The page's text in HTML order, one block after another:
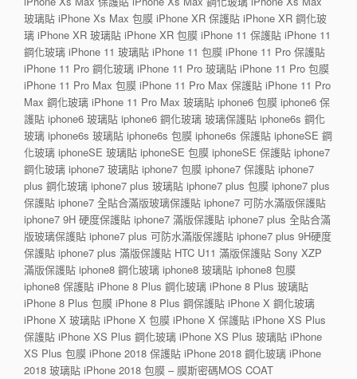
玻璃貼 iPhone Xs Max 包膜 iPhone XR 保護貼 iPhone XR 鋼化玻
璃 iPhone XR 玻璃貼 iPhone XR 包膜 iPhone 11 保護貼 iPhone 11
鋼化玻璃 iPhone 11 玻璃貼 iPhone 11 包膜 iPhone 11 Pro 保護貼
iPhone 11 Pro 鋼化玻璃 iPhone 11 Pro 玻璃貼 iPhone 11 Pro 包膜
iPhone 11 Pro Max 包膜 iPhone 11 Pro Max 保護貼 iPhone 11 Pro
Max 鋼化玻璃 iPhone 11 Pro Max 玻璃貼 iphone6 包膜 iphone6 保
護貼 iphone6 玻璃貼 iphone6 鋼化玻璃 玻璃保護貼 iphone6s 鋼化
玻璃 iphone6s 玻璃貼 iphone6s 包膜 iphone6s 保護貼 iphoneSE 鋼
化玻璃 iphoneSE 玻璃貼 iphoneSE 包膜 iphoneSE 保護貼 iphone7
鋼化玻璃 iphone7 玻璃貼 iphone7 包膜 iphone7 保護貼 iphone7
plus 鋼化玻璃 iphone7 plus 玻璃貼 iphone7 plus 包膜 iphone7 plus
保護貼 iphone7 全貼合滿版玻璃保護貼 iphone7 可防水滿版保護貼
iphone7 9H 硬度保護貼 iphone7 滿版保護貼 iphone7 plus 全貼合滿
版玻璃保護貼 iphone7 plus 可防水滿版保護貼 iphone7 plus 9H硬度
保護貼 iphone7 plus 滿版保護貼 HTC U11 滿版保護貼 Sony XZP
滿版保護貼 iphone8 鋼化玻璃 iphone8 玻璃貼 iphone8 包膜
iphone8 保護貼 iPhone 8 Plus 鋼化玻璃 iPhone 8 Plus 玻璃貼
iPhone 8 Plus 包膜 iPhone 8 Plus 鋼保護貼 iPhone X 鋼化玻璃
iPhone X 玻璃貼 iPhone X 包膜 iPhone X 保護貼 iPhone XS Plus
保護貼 iPhone XS Plus 鋼化玻璃 iPhone XS Plus 玻璃貼 iPhone
XS Plus 包膜 iPhone 2018 保護貼 iPhone 2018 鋼化玻璃 iPhone
2018 玻璃貼 iPhone 2018 包膜 – 膜斯密碼MOS COAT